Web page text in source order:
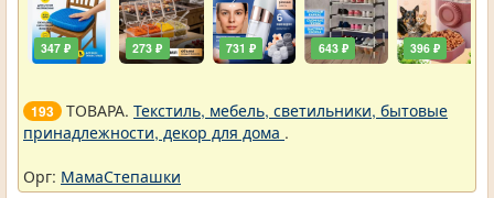
347 ₽ 273 ₽ 731 ₽ 643 ₽ 396 ₽
193 ТОВАРА. Текстиль, мебель, светильники, бытовые
принадлежности, декор для дома .
Орг: МамаСтепашки